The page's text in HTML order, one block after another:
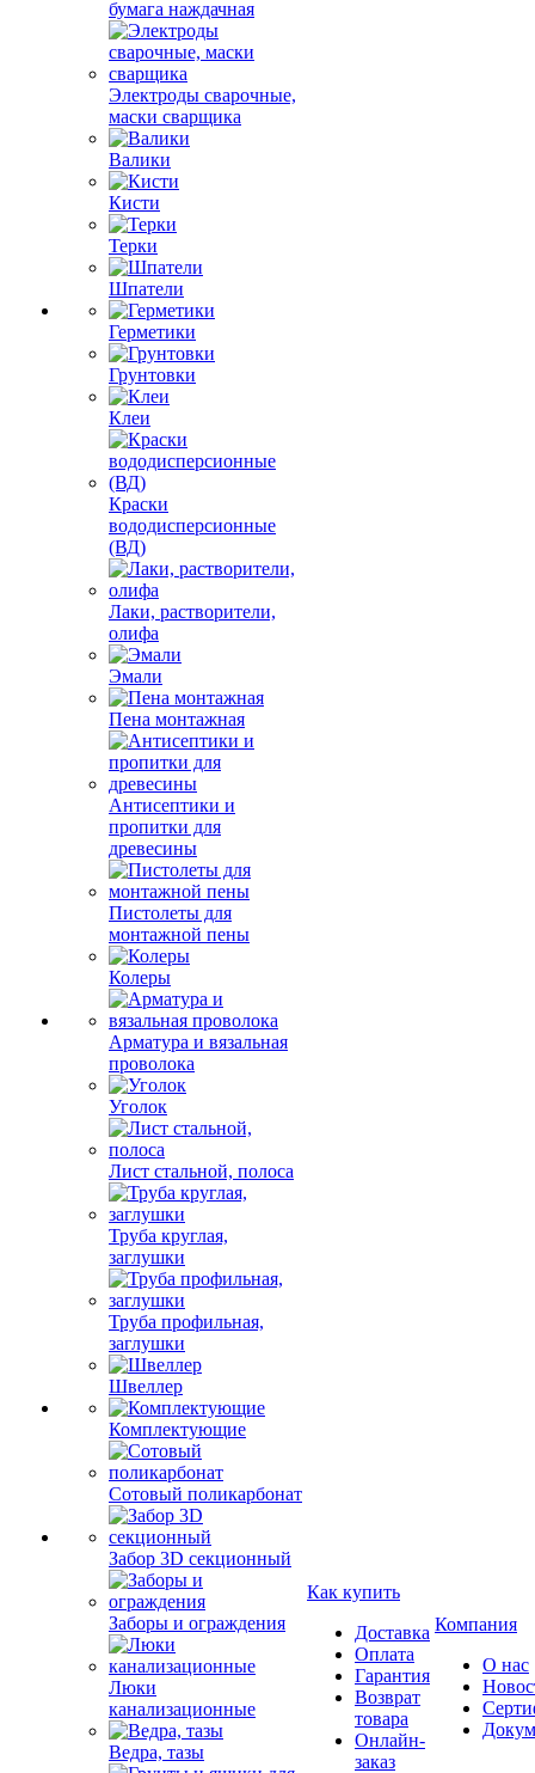
бумага наждачная
Электроды сварочные,
маски сварщика
Валики
Кисти
Терки
Шпатели
Герметики
Грунтовки
Клеи
Краски
вододисперсионные
(ВД)
Лаки, растворители,
олифа
Эмали
Пена монтажная
Антисептики и
пропитки для
древесины
Пистолеты для
монтажной пены
Колеры
Арматура и вязальная
проволока
Уголок
Лист стальной, полоса
Труба круглая,
заглушки
Труба профильная,
заглушки
Швеллер
Комплектующие
Сотовый поликарбонат
Забор 3D секционный
Заборы и ограждения
Люки
канализационные
Ведра, тазы
Как купить
Доставка
Оплата
Гарантия
Возврат
товара
Онлайн-
заказ
Компания
О нас